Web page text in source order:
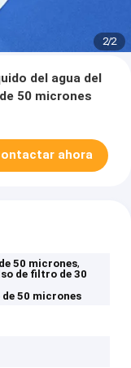
2/2
del agua del
50 micrones
ahora
50 micrones,
de filtro de 30
50 micrones